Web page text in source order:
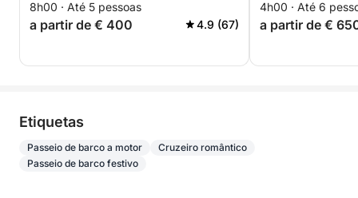
8h00 · Até 5 pessoas
a partir de € 400 4.9 (67)
casais!
4h00 · Até 6
a partir de €
Etiquetas
Passeio de barco a motor
Cruzeiro romântico
Passeio de barco festivo